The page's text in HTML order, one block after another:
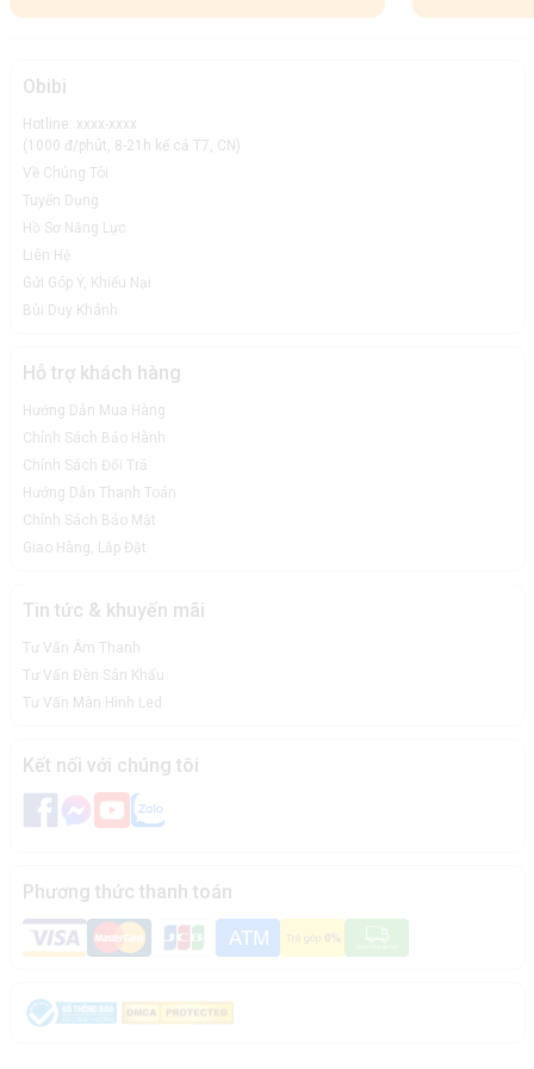
Obibi
Hotline: xxxx-xxxx
(1000 đ/phút, 8-21h kể cả T7, CN)
Về Chúng Tôi
Tuyển Dụng
Hồ Sơ Năng Lực
Liên Hệ
Gửi Góp Ý, Khiếu Nại
Bùi Duy Khánh
Hỗ trợ khách hàng
Hướng Dẫn Mua Hàng
Chính Sách Bảo Hành
Chính Sách Đổi Trả
Hướng Dẫn Thanh Toán
Chính Sách Bảo Mật
Giao Hàng, Lắp Đặt
Tin tức & khuyến mãi
Tư Vấn Âm Thanh
Tư Vấn Đèn Sân Khấu
Tư Vấn Màn Hình Led
Kết nối với chúng tôi
Phương thức thanh toán